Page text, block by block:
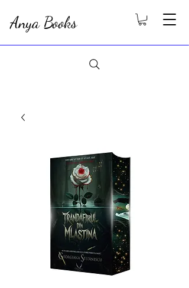
Anya Books